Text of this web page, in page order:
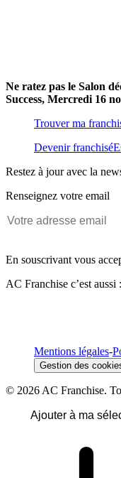
Ne ratez pas le Salon
Success, Mercredi 16
Trouver ma
Devenir franchisé
Restez à jour avec la
Renseignez votre email
En souscrivant vous
AC Franchise c’est aussi :
Mentions légales-
Gestion des
© 2026 AC Franchise.
Ajouter à ma